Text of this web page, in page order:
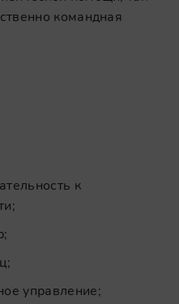
командная
к
управление;